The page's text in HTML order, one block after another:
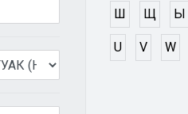
Ш Щ Ы
U V W